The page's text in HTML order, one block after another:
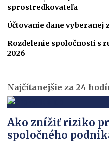
sprostredkovateľa
Účtovanie dane vyberanej
Rozdelenie spoločnosti s
2026
Najčítanejšie za 24
Ako znížiť riziko
spoločného